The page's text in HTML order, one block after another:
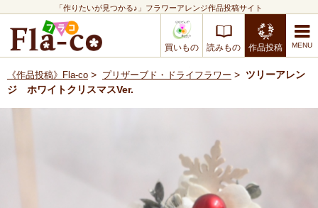
「作りたいが見つかる♪」フラワーアレンジ作品投稿サイト
買いもの 読みもの 作品投稿
《作品投稿》Fla-co > プリザーブド・ドライフラワー > ツリーアレン
ジ ホワイトクリスマスVer.